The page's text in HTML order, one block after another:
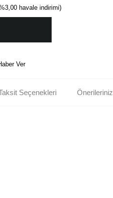
havale indirimi)
Ver
Seçenekleri Önerileriniz